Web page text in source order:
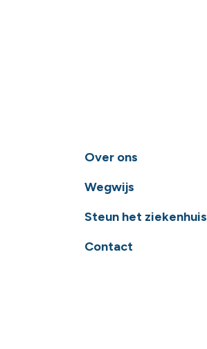
Over ons
Wegwijs
Steun het ziekenhuis
Contact